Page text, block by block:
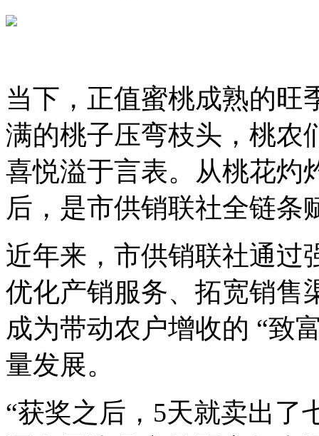
当下，正值蜜桃成熟的旺
满的桃子压弯枝头，桃农
喜悦溢于言表。从桃花灼
后，是市供销联社全链条
近年来，市供销联社通过
优化产销服务、拓宽销售
成为带动农户增收的 “致
量发展。
“获奖之后，5天就卖出了